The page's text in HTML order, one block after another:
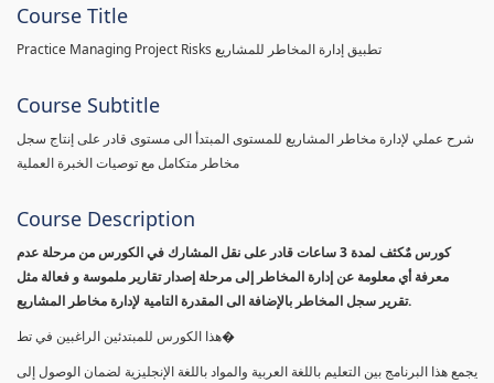
Course Title
Practice Managing Project Risks تطبيق إدارة المخاطر للمشاريع
Course Subtitle
شرح عملي لإدارة مخاطر المشاريع للمستوى المبتدأ الى مستوى قادر على إنتاج سجل
مخاطر متكامل مع توصيات الخبرة العملية
Course Description
كورس مٌكثف لمدة 3 ساعات قادر على نقل المشارك في الكورس من مرحلة عدم
معرفة أي معلومة عن إدارة المخاطر إلى مرحلة إصدار تقارير ملموسة و فعالة مثل
تقرير سجل المخاطر بالإضافة الى المقدرة التامية لإدارة مخاطر المشاريع.
هذا الكورس للمبتدئين الراغبين في تط�
يجمع هذا البرنامج بين التعليم باللغة العربية والمواد باللغة الإنجليزية لضمان الوصول إلى